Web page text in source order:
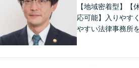
さい。
【地域密着型】【
応可能】入りやす
やすい法律事務所